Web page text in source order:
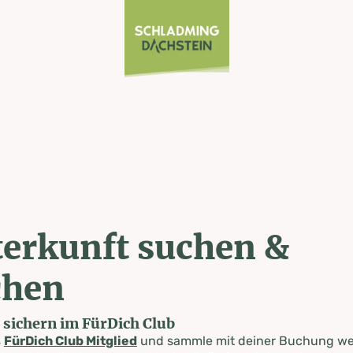
suchen &
im FürDich Club
FürDich Club Mitgliedund sammle mit deiner Buchung